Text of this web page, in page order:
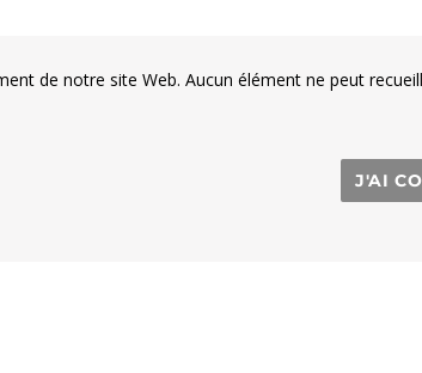
de notre site Web. Aucun élément ne peut
J'AI